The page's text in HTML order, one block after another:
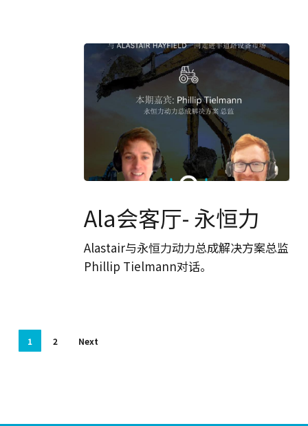
会
客
厅-
永
Ala会客厅- 永恒力
Alastair与永恒力动力总成解决方案总监
Phillip Tielmann对话。
1 2 Next